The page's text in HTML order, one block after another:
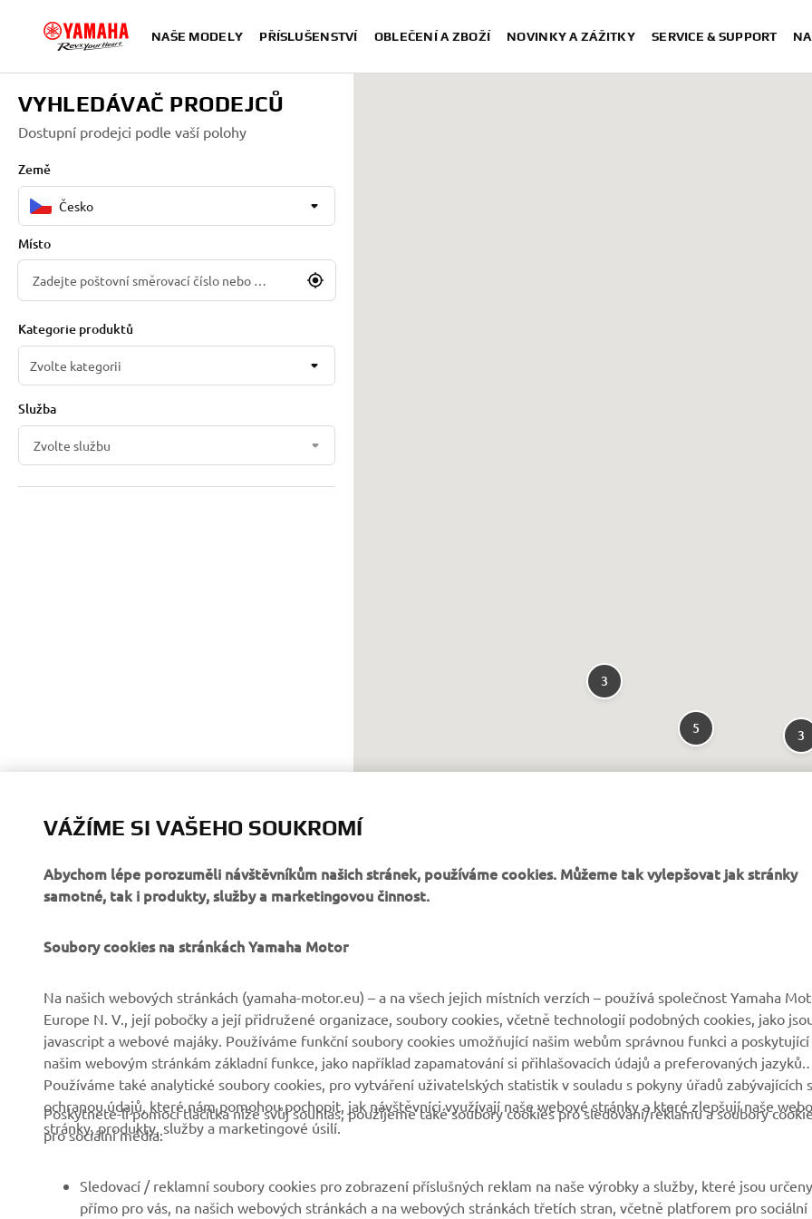
NAŠE MODELY PŘÍSLUŠENSTVÍ OBLEČENÍ A ZBOŽÍ NOVINKY A ZÁŽITKY SERVICE & SUPPORT
VYHLEDÁVAČ PRODEJCŮ
Dostupní prodejci podle vaší polohy
Země
Česko
Kategorie produktů
Zvolte kategorii
Služba
Zvolte službu
Místo
5
2
3
3
VÁŽÍME SI VAŠEHO SOUKROMÍ
Abychom lépe porozuměli návštěvníkům našich stránek, používáme cookies. Můžeme tak vylepšovat jak stránky
samotné, tak i produkty, služby a marketingovou činnost.
Soubory cookies na stránkách Yamaha Motor
Na našich webových stránkách (yamaha-motor.eu) – a na všech jejich místních verzích – používá společnost Yamaha
Europe N. V., její pobočky a její přidružené organizace, soubory cookies, včetně technologií podobných cookies, jako
javascript a webové majáky. Používáme funkční soubory cookies umožňující našim webům správnou funkci a poskytující
našim webovým stránkám základní funkce, jako například zapamatování si přihlašovacích údajů a preferovaných jazyků.
Používáme také analytické soubory cookies, pro vytváření uživatelských statistik v souladu s pokyny úřadů zabývajících
ochranou údajů, které nám pomohou pochopit, jak návštěvníci využívají naše webové stránky a které zlepšují naše
stránky, produkty, služby a marketingové úsilí.
Poskytnete-li pomocí tlačítka níže svůj souhlas, použijeme také soubory cookies pro sledování/reklamu a soubory
pro sociální média:
Sledovací / reklamní soubory cookies pro zobrazení příslušných reklam na naše výrobky a služby, které jsou určeny
přímo pro vás, na našich webových stránkách a na webových stránkách třetích stran, včetně platforem pro sociální